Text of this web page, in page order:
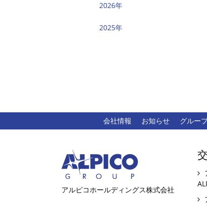
2026年
2025年
会社情報 お知らせ グルー
アルピコホールディングス株式会社